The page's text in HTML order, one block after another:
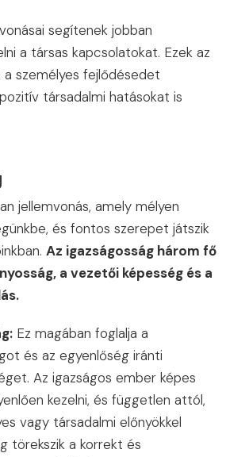
segítenek jobban
a társas kapcsolatokat. Ezek az
személyes fejlődésedet
társadalmi hatásokat is
jellemvonás, amely mélyen
és fontos szerepet játszik
Az igazságosság három fő
a vezetői képesség és a
Ez magában foglalja a
és az egyenlőség iránti
Az igazságos ember képes
kezelni, és független attól,
vagy társadalmi előnyökkel
törekszik a korrekt és